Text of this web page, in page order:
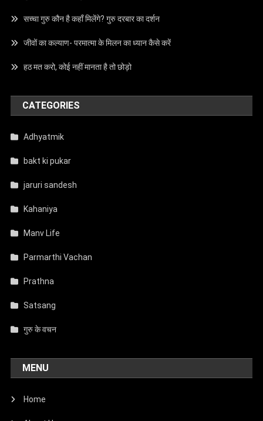
सच्चा गुरु कौन है कहाँ मिलेंगे? गुरु दरबार का दर्शन
जीवों का कल्याण- परमात्मा के मिलन का ध्यान कैसे करें
हठ मत करो, कोई नहीं मानता है तो छोड़ो
CATEGORIES
Adhyatmik
bakt ki pukar
jaruri sandesh
Kahaniya
Manv Life
Parmarthi Vachan
Prathna
Satsang
गुरु के वचन
MENU
Home